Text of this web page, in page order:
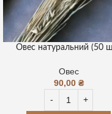
Овес натуральний (50
Овес
90,00 ₴